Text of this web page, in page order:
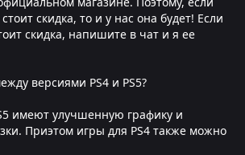
скидка, то и у нас она будет! Если
скидка, напишите в чат и я ее
версиями PS4 и PS5?
имеют улучшенную графику и
Приэтом игры для PS4 также можно